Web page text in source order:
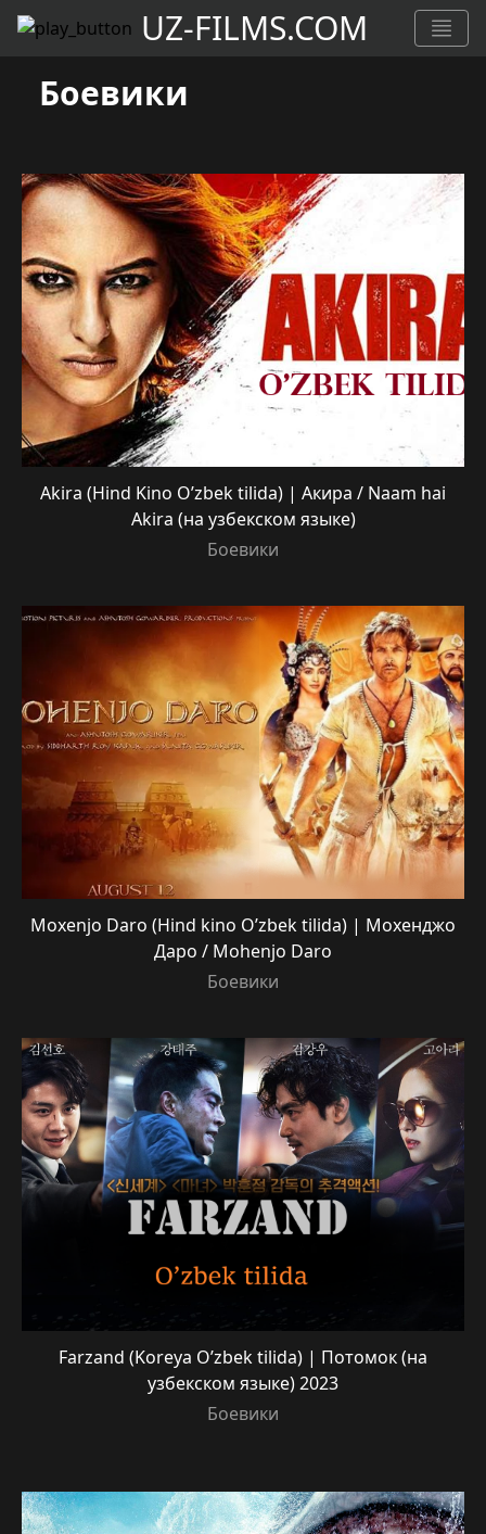
UZ-FILMS.COM
Боевики
Akira (Hind Kino O’zbek tilida) | Акира / Naam hai
Akira (на узбекском языке)
Боевики
Moxenjo Daro (Hind kino O’zbek tilida) | Мохенджо
Даро / Mohenjo Daro
Боевики
Farzand (Koreya O’zbek tilida) | Потомок (на
узбекском языке) 2023
Боевики